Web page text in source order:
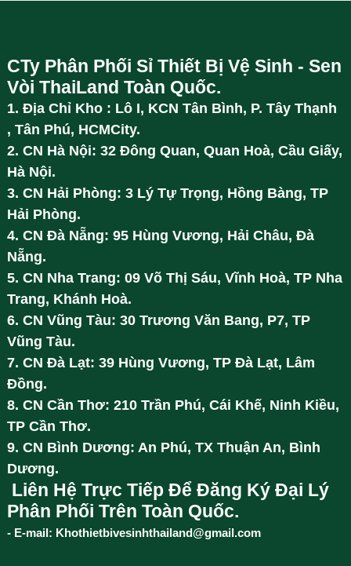
CTy Phân Phối Sỉ Thiết Bị Vệ Sinh - Sen
Vòi ThaiLand Toàn Quốc.
1. Địa Chỉ Kho : Lô I, KCN Tân Bình, P. Tây Thạnh
, Tân Phú, HCMCity.
2. CN Hà Nội: 32 Đông Quan, Quan Hoà, Cầu Giấy,
Hà Nội.
3. CN Hải Phòng: 3 Lý Tự Trọng, Hồng Bàng, TP
Hải Phòng.
4. CN Đà Nẵng: 95 Hùng Vương, Hải Châu, Đà
Nẵng.
5. CN Nha Trang: 09 Võ Thị Sáu, Vĩnh Hoà, TP Nha
Trang, Khánh Hoà.
6. CN Vũng Tàu: 30 Trương Văn Bang, P7, TP
Vũng Tàu.
7. CN Đà Lạt: 39 Hùng Vương, TP Đà Lạt, Lâm
Đồng.
8. CN Cần Thơ: 210 Trần Phú, Cái Khế, Ninh Kiều,
TP Cần Thơ.
9. CN Bình Dương: An Phú, TX Thuận An, Bình
Dương.
Liên Hệ Trực Tiếp Để Đăng Ký Đại Lý
Phân Phối Trên Toàn Quốc.
- E-mail: Khothietbivesinhthailand@gmail.com